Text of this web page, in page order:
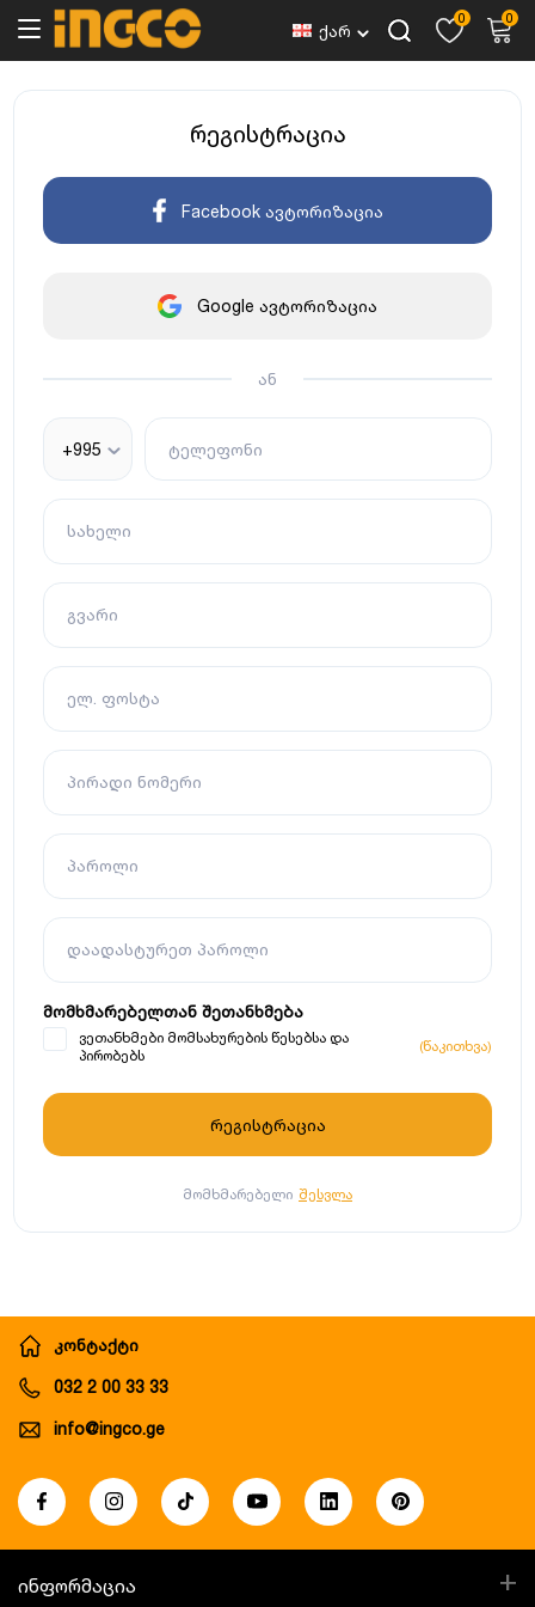
ქარ
0 0
რეგისტრაცია
Facebook ავტორიზაცია
Google ავტორიზაცია
ან
+995 ტელეფონი
სახელი
გვარი
ელ. ფოსტა
პირადი ნომერი
პაროლი
დაადასტურეთ პაროლი
მომხმარებელთან შეთანხმება
ვეთანხმები მომსახურების წესებსა და
პირობებს
(წაკითხვა)
მომხმარებელი შესვლა
კონტაქტი
032 2 00 33 33
info@ingco.ge
+
ინფორმაცია